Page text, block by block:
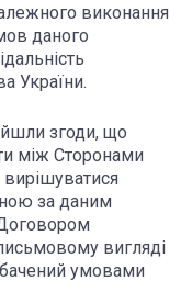
виконання
даного
України.
згоди, що
між Сторонами
вирішуватися
за даним
вигляді
умовами